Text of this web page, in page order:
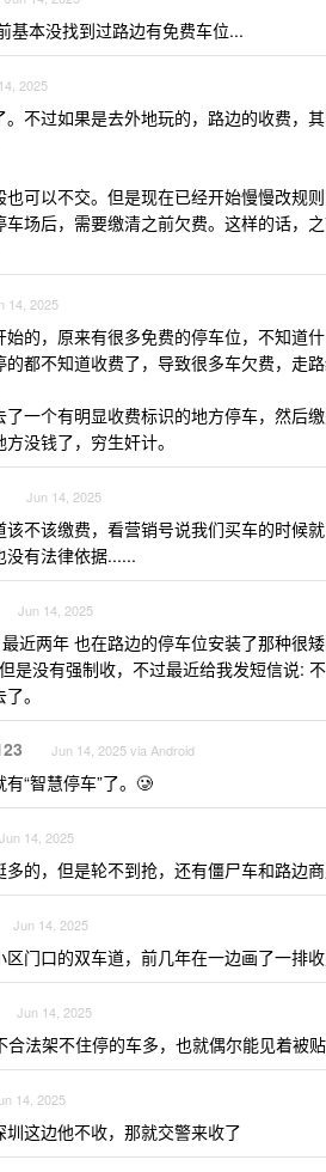
基本没找到过路边有免费车位...
2025
。不过如果是去外地玩的，路边的收费，
也可以不交。但是现在已经开始慢慢改规
车场后，需要缴清之前欠费。这样的话，
14, 2025
始的，原来有很多免费的停车位，不知道
的都不知道收费了，导致很多车欠费，走
了一个有明显收费标识的地方停车，然后
没钱了，穷生奸计。
Jun 14, 2025
该不该缴费，看营销号说我们买车的时候
没有法律依据......
Jun 14, 2025
近两年 也在路边的停车位安装了那种很
是没有强制收，不过最近给我发短信说:
。
Jun 14, 2025 via Android
“智慧停车”了。🥲
Jun 14, 2025
多的，但是轮不到抢，还有僵尸车和路边
Jun 14, 2025
门口的双车道，前几年在一边画了一排
Jun 14, 2025
合法架不住停的车多，也就偶尔能见着被
14, 2025
圳这边他不收，那就交警来收了